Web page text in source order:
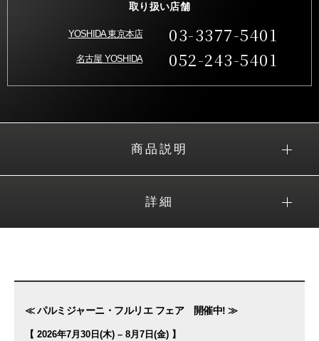
取り扱い店舗
YOSHIDA 東京本店 03-3377-5401
名古屋 YOSHIDA 052-243-5401
商品説明
詳細
≪ パルミジャーニ・フルリエ フェア 開催中! ≫
【 2026年7月30日(木) – 8月7日(金) 】